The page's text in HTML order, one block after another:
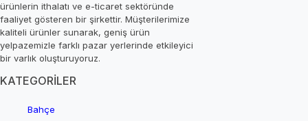
ürünlerin ithalatı ve e-ticaret sektöründe
faaliyet gösteren bir şirkettir. Müşterilerimize
kaliteli ürünler sunarak, geniş ürün
yelpazemizle farklı pazar yerlerinde etkileyici
bir varlık oluşturuyoruz.
KATEGORİLER
Bahçe